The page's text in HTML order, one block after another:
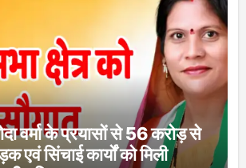
वर्मा के प्रयासों से 56 करोड़ से
सिंचाई कार्यों को मिली